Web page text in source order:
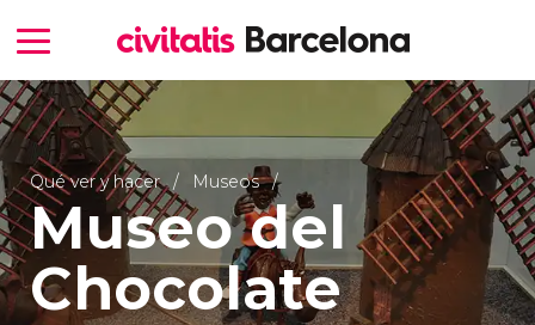
Qué ver y hacer Museos
Museo del
Chocolate